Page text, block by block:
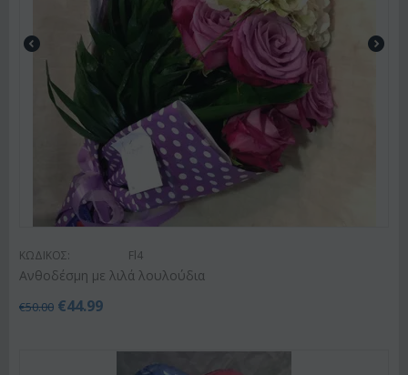
ΚΩΔΙΚΟΣ: Fl4
Ανθοδέσμη με λιλά λουλούδια
€50.00 €44.99